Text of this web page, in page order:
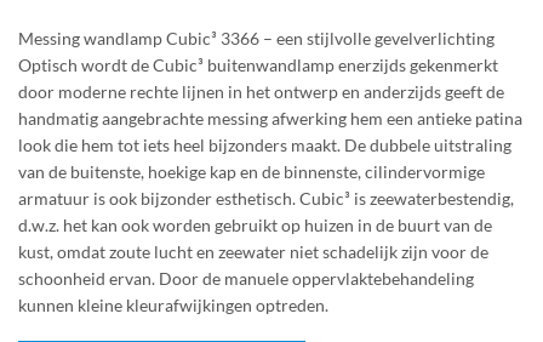
Messing wandlamp Cubic³ 3366 – een stijlvolle gevelverlichting
Optisch wordt de Cubic³ buitenwandlamp enerzijds gekenmerkt
door moderne rechte lijnen in het ontwerp en anderzijds geeft de
handmatig aangebrachte messing afwerking hem een antieke patina
look die hem tot iets heel bijzonders maakt. De dubbele uitstraling
van de buitenste, hoekige kap en de binnenste, cilindervormige
armatuur is ook bijzonder esthetisch. Cubic³ is zeewaterbestendig,
d.w.z. het kan ook worden gebruikt op huizen in de buurt van de
kust, omdat zoute lucht en zeewater niet schadelijk zijn voor de
schoonheid ervan. Door de manuele oppervlaktebehandeling
kunnen kleine kleurafwijkingen optreden.